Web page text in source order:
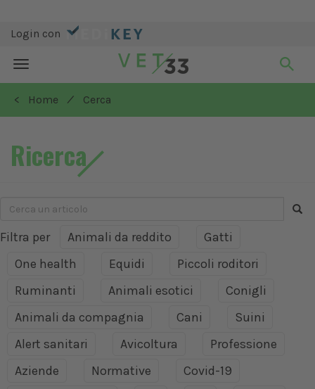
Login con
Toggle
navigation
< Home
/ Cerca
Ricerca
Filtra per Animali da reddito
Gatti
One health
Equidi
Piccoli roditori
Ruminanti
Animali esotici
Conigli
Animali da compagnia
Cani
Suini
Alert sanitari
Avicoltura
Professione
Aziende
Normative
Covid-19